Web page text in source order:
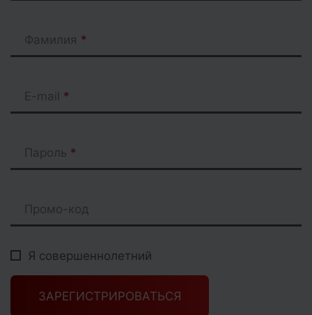
Фамилия
E-mail
Пароль
Промо-код
Я совершеннолетний
ЗАРЕГИСТРИРОВАТЬСЯ